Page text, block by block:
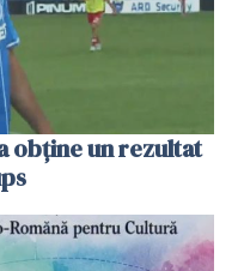
obține un rezultat